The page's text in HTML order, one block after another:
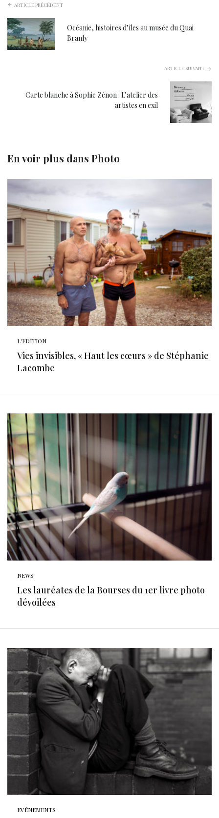
ARTICLE PRÉCÉDENT
Océanie, histoires d’îles au musée du Quai
Branly
ARTICLE SUIVANT
Carte blanche à Sophie Zénon : L’atelier des
artistes en exil
En voir plus dans Photo
L'EDITION
Vies invisibles, « Haut les cœurs » de Stéphanie
Lacombe
NEWS
Les lauréates de la Bourses du 1er livre photo
dévoilées
EVÉNEMENTS